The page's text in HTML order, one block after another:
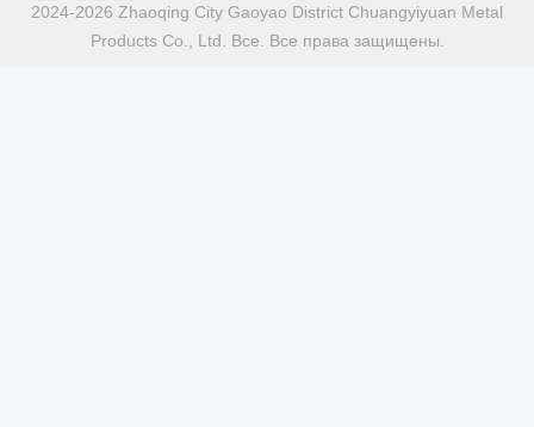
2024-2026 Zhaoqing City Gaoyao District Chuangyiyuan Metal
Products Co., Ltd. Все. Все права защищены.